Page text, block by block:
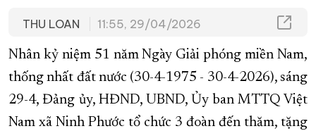
TRƯỜNG SA BIỂN ĐẢO QUÊ HƯƠNG
CHUNG TAY CẢI CÁCH HÀNH CHÍNH
XÂY DỰNG NÔNG THÔN MỚI LỊCH CẮT ĐIỆN
TÀU - XE - MÁY BAY
KỶ NIỆM 370 NĂM XÂY DỰNG VÀ PHÁT TRIỂN TỈNH KHÁNH HÒA
THU LOAN 11:55, 29/04/2026
Nhân kỷ niệm 51 năm Ngày Giải phóng miền Nam,
thống nhất đất nước (30-4-1975 - 30-4-2026), sáng
29-4, Đảng ủy, HĐND, UBND, Ủy ban MTTQ Việt
Nam xã Ninh Phước tổ chức 3 đoàn đến thăm, tặng